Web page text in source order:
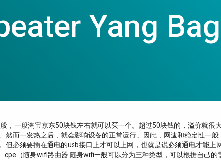
Yang
，一般淘宝京东50块钱左右就可以买一个。超过50块钱的，溢价就很
然而一发热之后，就会影响设备的正常运行。因此，网速和稳定性一
但必须要插在通电的usb接口上才可以上网，也就是说必须通电才能
（随身wifi路由器 随身wifi一般可以分为三种类型，可以根据自己